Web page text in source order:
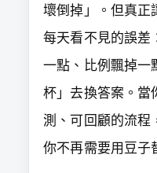
壞倒掉」。但真正
每天看不見的誤差
一點、比例飄掉一
杯」去換答案。當
測、可回顧的流
你不再需要用豆子